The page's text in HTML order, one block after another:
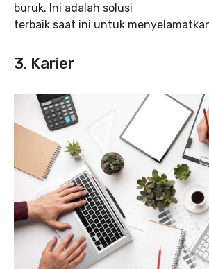
buruk. Ini adalah solusi
terbaik saat ini untuk
3. Karier